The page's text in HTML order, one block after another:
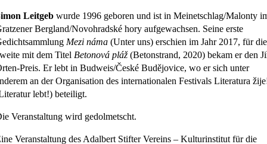
Leitgeb wurde 1996 geboren und ist in Meinetschlag/Malonty
Bergland/Novohradské hory aufgewachsen. Seine erste
Mezi náma (Unter uns) erschien im Jahr 2017, für die
mit dem Titel Betonová pláž(Betonstrand, 2020) bekam er den
Preis. Er lebt in Budweis/České Budějovice, wo er sich unter
an der Organisation des internationalen Festivals Literatura
lebt!) beteiligt.
Veranstaltung wird gedolmetscht.
Veranstaltung des Adalbert Stifter Vereins – Kulturinstitut für die